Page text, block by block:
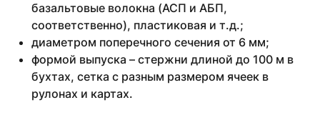
базальтовые волокна (АСП и АБП,
соответственно), пластиковая и т.д.;
диаметром поперечного сечения от 6 мм;
формой выпуска – стержни длиной до 100 м в
бухтах, сетка с разным размером ячеек в
рулонах и картах.